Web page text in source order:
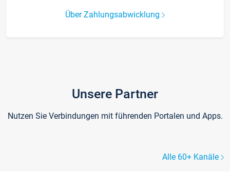
Über Zahlungsabwicklung
Unsere Partner
Nutzen Sie Verbindungen mit führenden Portalen und Apps.
Alle 60+ Kanäle